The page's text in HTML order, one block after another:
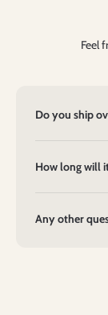
Feel
Do you ship
How long will
Any other